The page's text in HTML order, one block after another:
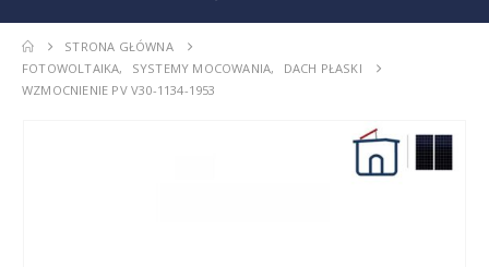
STRONA GŁÓWNA
FOTOWOLTAIKA, SYSTEMY MOCOWANIA,
DACH PŁASKI
WZMOCNIENIE PV V30-1134-1953